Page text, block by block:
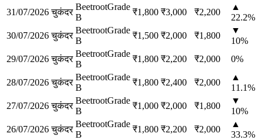
31/07/2026 चुकंदर
BeetrootGrade
B
₹1,800 ₹3,000 ₹2,200
▲
22.2%
30/07/2026 चुकंदर
BeetrootGrade
B
₹1,500 ₹2,000 ₹1,800
▼
10%
29/07/2026 चुकंदर
BeetrootGrade
B
₹1,800 ₹2,200 ₹2,000 0%
28/07/2026 चुकंदर
BeetrootGrade
B
₹1,800 ₹2,400 ₹2,000
▲
11.1%
27/07/2026 चुकंदर
BeetrootGrade
B
₹1,000 ₹2,000 ₹1,800
▼
10%
26/07/2026 चुकंदर
BeetrootGrade
B
₹1,800 ₹2,200 ₹2,000
▲
33.3%